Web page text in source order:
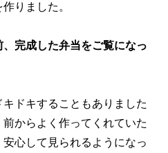
りました。
完成した弁当をご覧になっ
ドキすることもありました
からよく作ってくれていた
心して見られるようになっ